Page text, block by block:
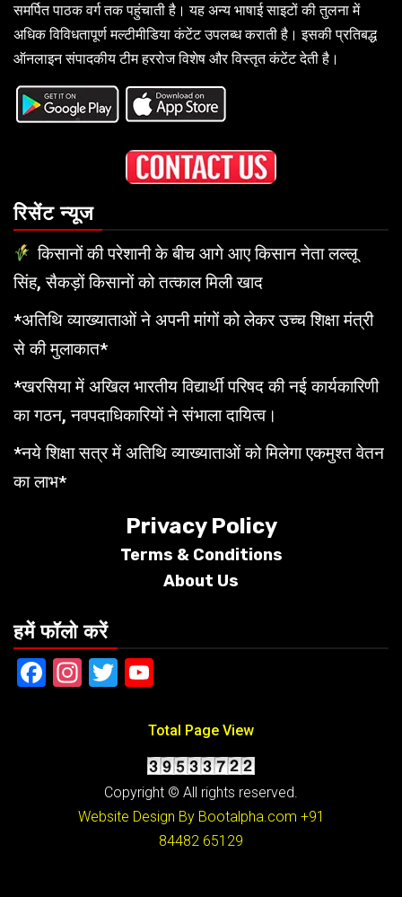
समर्पित पाठक वर्ग तक पहुंचाती है। यह अन्य भाषाई साइटों की तुलना में
अधिक विविधतापूर्ण मल्टीमीडिया कंटेंट उपलब्ध कराती है। इसकी प्रतिबद्ध
ऑनलाइन संपादकीय टीम हररोज विशेष और विस्तृत कंटेंट देती है।
रिसेंट न्यूज
किसानों की परेशानी के बीच आगे आए किसान नेता लल्लू
सिंह, सैकड़ों किसानों को तत्काल मिली खाद
*अतिथि व्याख्याताओं ने अपनी मांगों को लेकर उच्च शिक्षा मंत्री
से की मुलाकात*
*खरसिया में अखिल भारतीय विद्यार्थी परिषद की नई कार्यकारिणी
का गठन, नवपदाधिकारियों ने संभाला दायित्व।
*नये शिक्षा सत्र में अतिथि व्याख्याताओं को मिलेगा एकमुश्त वेतन
का लाभ*
Privacy Policy
Terms & Conditions
About Us
हमें फॉलो करें
Facebook
Instagram
Twitter
Total Page View
Copyright © All rights reserved.
Website Design By Bootalpha.com +91
84482 65129